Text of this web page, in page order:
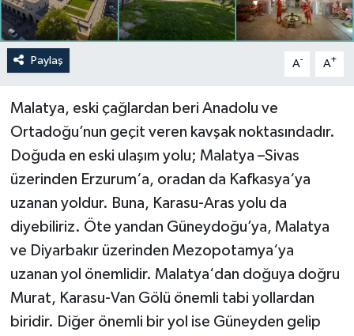
Paylaş A- A+
Malatya, eski çağlardan beri Anadolu ve
Ortadoğu’nun geçit veren kavşak noktasındadır.
Doğuda en eski ulaşım yolu; Malatya –Sivas
üzerinden Erzurum‘a, oradan da Kafkasya‘ya
uzanan yoldur. Buna, Karasu-Aras yolu da
diyebiliriz. Öte yandan Güneydoğu’ya, Malatya
ve Diyarbakır üzerinden Mezopotamya‘ya
uzanan yol önemlidir. Malatya‘dan doğuya doğru
Murat, Karasu-Van Gölü önemli tabi yollardan
biridir. Diğer önemli bir yol ise Güneyden gelip
Yaşam